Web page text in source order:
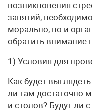
возникновения
занятий,
морально, но и
обратить
1) Условия для
Как будет
ли там достаточно
и столов? Будут ли